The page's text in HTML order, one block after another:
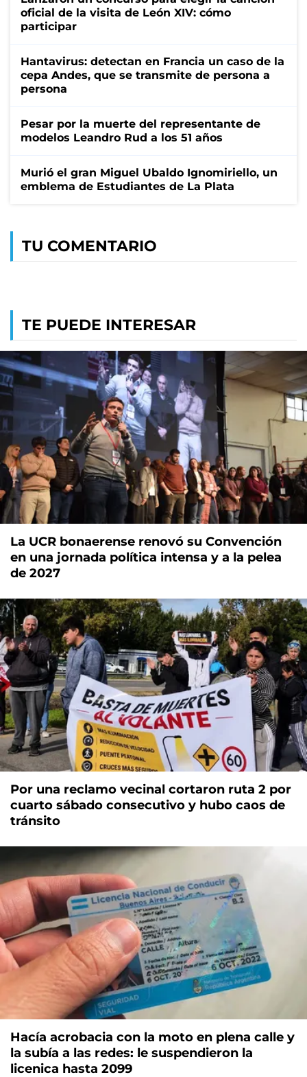
oficial de la visita de León XIV: cómo
participar
Hantavirus: detectan en Francia un caso de la
cepa Andes, que se transmite de persona a
persona
Pesar por la muerte del representante de
modelos Leandro Rud a los 51 años
Murió el gran Miguel Ubaldo Ignomiriello, un
emblema de Estudiantes de La Plata
TU COMENTARIO
TE PUEDE INTERESAR
La UCR bonaerense renovó su Convención
en una jornada política intensa y a la pelea
de 2027
Por una reclamo vecinal cortaron ruta 2 por
cuarto sábado consecutivo y hubo caos de
tránsito
Hacía acrobacia con la moto en plena calle y
la subía a las redes: le suspendieron la
licenica hasta 2099